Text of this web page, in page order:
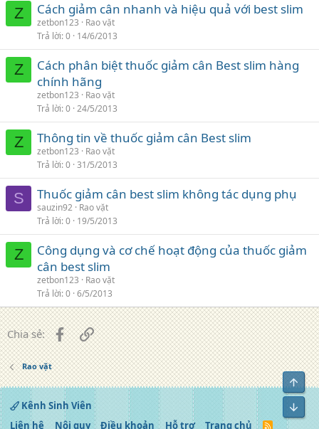
Z Cách giảm cân nhanh và hiệu quả với best slim
zetbon123
Rao vặt
Trả lời 0 14/6/2013
Z
Cách phân biệt thuốc giảm cân Best slim hàng
chính hãng
zetbon123
Rao vặt
Trả lời 0 24/5/2013
Z Thông tin về thuốc giảm cân Best slim
zetbon123
Rao vặt
Trả lời 0 31/5/2013
S Thuốc giảm cân best slim không tác dụng phụ
sauzin92 Rao vặt
Trả lời 0 19/5/2013
Z
Công dụng và cơ chế hoạt động của thuốc giảm
cân best slim
zetbon123
Rao vặt
Trả lời 0 6/5/2013
Chia sẻ: FacebookLiên kết
Rao vặt
Kênh Sinh Viên
Liên hệ
Nội quy Điều khoản Hỗ trợ Trang chủ R
Top